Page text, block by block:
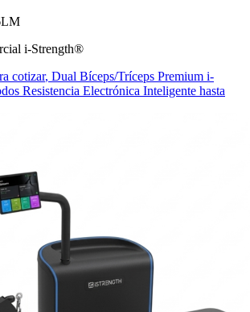
i-Strength®
cotizar, Dual Bíceps/Tríceps Premium i-
Resistencia Electrónica Inteligente hasta